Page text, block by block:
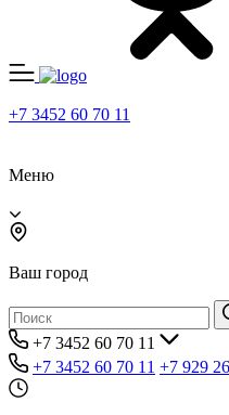
+7 3452 60 70 11
Меню
Ваш город
+7 3452 60 70 11
+7 3452 60 70 11 +7 929